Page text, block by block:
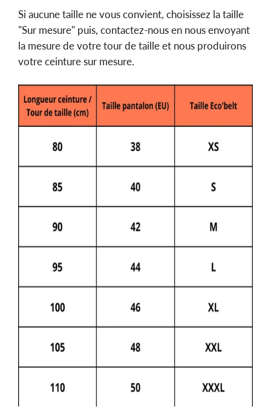
Si aucune taille ne vous convient, choisissez la taille
"Sur mesure" puis, contactez-nous en nous envoyant
la mesure de votre tour de taille et nous produirons
votre ceinture sur mesure.